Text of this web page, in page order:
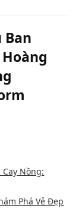
Ban
Cay Nồng:
Phá Vẻ Đẹp